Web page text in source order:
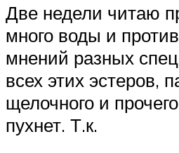
Две недели читаю
много воды и
мнений разных
всех этих эстеров,
щелочного и
пухнет. Т.к.